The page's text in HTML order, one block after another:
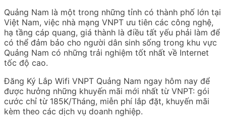
Quảng Nam là một trong những tỉnh có thành phố lớn tại
Việt Nam, việc nhà mạng VNPT ưu tiên các công nghệ,
hạ tầng cáp quang, giá thành là điều tất yếu phải làm để
có thể đảm bảo cho người dân sinh sống trong khu vực
Quảng Nam có những trải nghiệm tốt nhất về Internet
tốc độ cao.
Đăng Ký Lắp Wifi VNPT Quảng Nam ngay hôm nay để
được hưởng những khuyến mãi mới nhất từ VNPT: gói
cước chỉ từ 185K/Tháng, miễn phí lắp đặt, khuyến mãi
kèm theo các dịch vụ doanh nghiệp.